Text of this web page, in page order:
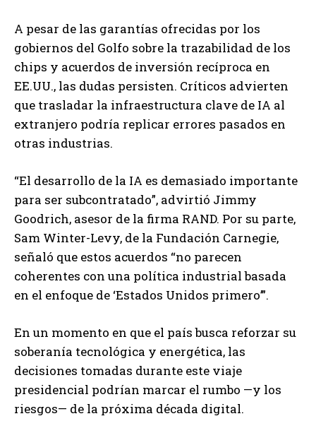
A pesar de las garantías ofrecidas por los
gobiernos del Golfo sobre la trazabilidad de los
chips y acuerdos de inversión recíproca en
EE.UU., las dudas persisten. Críticos advierten
que trasladar la infraestructura clave de IA al
extranjero podría replicar errores pasados en
otras industrias.
“El desarrollo de la IA es demasiado importante
para ser subcontratado”, advirtió Jimmy
Goodrich, asesor de la firma RAND. Por su parte,
Sam Winter-Levy, de la Fundación Carnegie,
señaló que estos acuerdos “no parecen
coherentes con una política industrial basada
en el enfoque de ‘Estados Unidos primero’”.
En un momento en que el país busca reforzar su
soberanía tecnológica y energética, las
decisiones tomadas durante este viaje
presidencial podrían marcar el rumbo —y los
riesgos— de la próxima década digital.